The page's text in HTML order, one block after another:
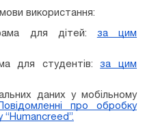
мови використання:
для дітей:
за цим
для студентів:за цим
даних у мобільному
про обробку
“Humancreed”.